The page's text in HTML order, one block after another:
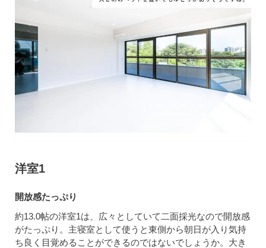
洋室1
開放感たっぷり
約13.0帖の洋室1は、広々としていて二面採光なので開放感
がたっぷり。主寝室として使うと東側から朝日が入り気持
ち良く目覚めることができるのではないでしょうか。大き